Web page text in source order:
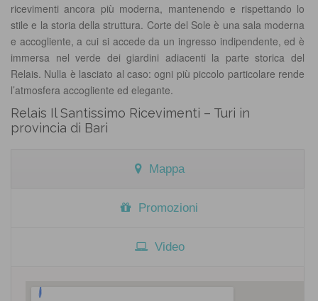
ricevimenti ancora più moderna, mantenendo e rispettando lo
stile e la storia della struttura. Corte del Sole è una sala moderna
e accogliente, a cui si accede da un ingresso indipendente, ed è
immersa nel verde dei giardini adiacenti la parte storica del
Relais. Nulla è lasciato al caso: ogni più piccolo particolare rende
l’atmosfera accogliente ed elegante.
Relais Il Santissimo Ricevimenti – Turi in
provincia di Bari
Mappa
Promozioni
Video